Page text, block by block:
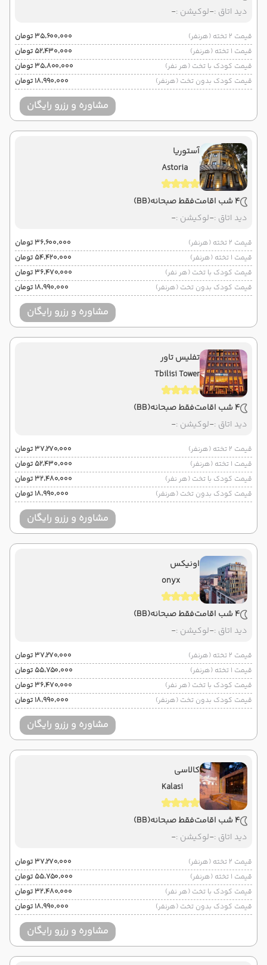
دید اتاق :-لوکیشن :-
قیمت 2 تخته (هرنفر)
۳۵٬۶۰۰٬۰۰۰ تومان
قیمت 1 تخته (هرنفر)
۵۲٬۴۳۰٬۰۰۰ تومان
قیمت کودک با تخت (هر نفر)
۳۵٬۸۰۰٬۰۰۰ تومان
قیمت کودک بدون تخت (هرنفر)
۱۸٬۹۹۰٬۰۰۰ تومان
مشاوره و رزرو رایگان
آستوریا
Astoria
4 شب اقامت فقط صبحانه(BB)
دید اتاق :-لوکیشن :-
قیمت 2 تخته (هرنفر)
۳۶٬۶۰۰٬۰۰۰ تومان
قیمت 1 تخته (هرنفر)
۵۴٬۴۲۰٬۰۰۰ تومان
قیمت کودک با تخت (هر نفر)
۳۶٬۴۷۰٬۰۰۰ تومان
قیمت کودک بدون تخت (هرنفر)
۱۸٬۹۹۰٬۰۰۰ تومان
مشاوره و رزرو رایگان
تفلیس تاور
Tbilisi Tower
4 شب اقامت فقط صبحانه(BB)
دید اتاق :-لوکیشن :-
قیمت 2 تخته (هرنفر)
۳۷٬۲۷۰٬۰۰۰ تومان
قیمت 1 تخته (هرنفر)
۵۲٬۴۳۰٬۰۰۰ تومان
قیمت کودک با تخت (هر نفر)
۳۲٬۴۸۰٬۰۰۰ تومان
قیمت کودک بدون تخت (هرنفر)
۱۸٬۹۹۰٬۰۰۰ تومان
مشاوره و رزرو رایگان
اونیکس
onyx
4 شب اقامت فقط صبحانه(BB)
دید اتاق :-لوکیشن :-
قیمت 2 تخته (هرنفر)
۳۷٬۲۷۰٬۰۰۰ تومان
قیمت 1 تخته (هرنفر)
۵۵٬۷۵۰٬۰۰۰ تومان
قیمت کودک با تخت (هر نفر)
۳۶٬۴۷۰٬۰۰۰ تومان
قیمت کودک بدون تخت (هرنفر)
۱۸٬۹۹۰٬۰۰۰ تومان
مشاوره و رزرو رایگان
کالاسی
Kalasi
4 شب اقامت فقط صبحانه(BB)
دید اتاق :-لوکیشن :-
قیمت 2 تخته (هرنفر)
۳۷٬۲۷۰٬۰۰۰ تومان
قیمت 1 تخته (هرنفر)
۵۵٬۷۵۰٬۰۰۰ تومان
قیمت کودک با تخت (هر نفر)
۳۲٬۴۸۰٬۰۰۰ تومان
قیمت کودک بدون تخت (هرنفر)
۱۸٬۹۹۰٬۰۰۰ تومان
مشاوره و رزرو رایگان